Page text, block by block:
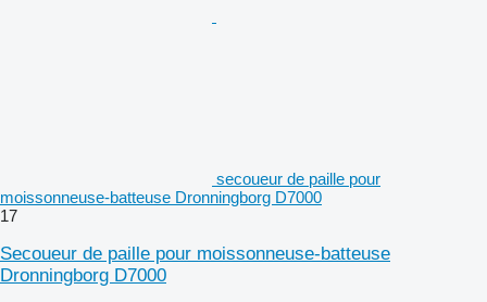
secoueur de paille pour
moissonneuse-batteuse Dronningborg D7000
17
Secoueur de paille pour moissonneuse-batteuse
Dronningborg D7000